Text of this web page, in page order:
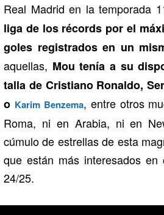
Real Madrid en la temporada
liga de los récords por el
goles registrados en un
aquellas, Mou tenía a su
talla de Cristiano Ronaldo,
o Karim Benzema, entre otros
Roma, ni en Arabia, ni en
cúmulo de estrellas de esta
que están más interesados
24/25.